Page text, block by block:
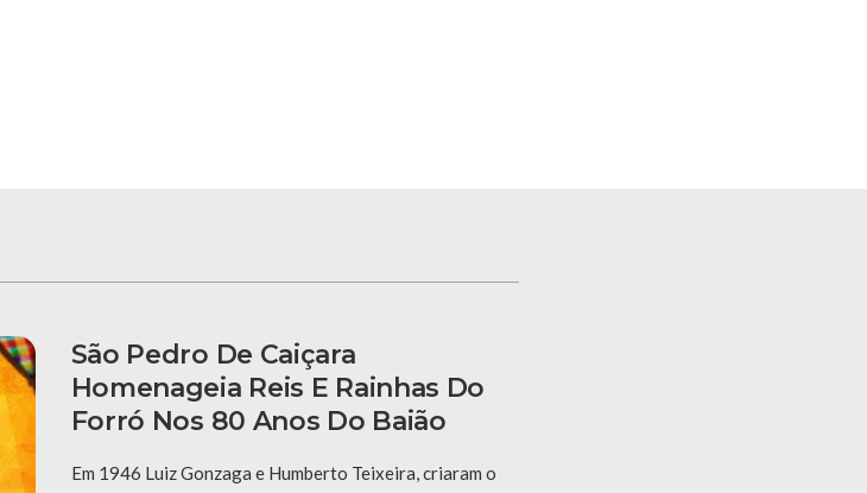
São Pedro De Caiçara
Homenageia Reis E Rainhas Do
Forró Nos 80 Anos Do Baião
Em 1946 Luiz Gonzaga e Humberto Teixeira, criaram o